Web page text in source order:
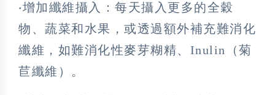
‧增加纖維攝入：每天攝入更多的全穀
物、蔬菜和水果，或透過額外補充難消化
纖維，如難消化性麥芽糊精、Inulin（菊
苣纖維）。